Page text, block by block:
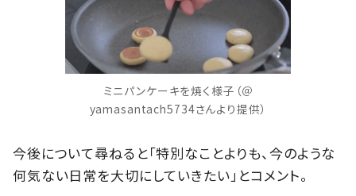
ミニパンケーキを焼く様子（＠
yamasantach5734さんより提供）
今後について尋ねると「特別なことよりも、今のような
何気ない日常を大切にしていきたい」とコメント。